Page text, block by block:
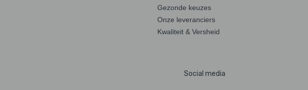
Gezonde keuzes
Onze leveranciers
Kwaliteit & Versheid
Social media